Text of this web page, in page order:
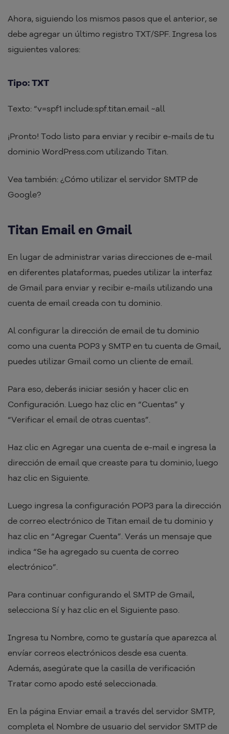
Ahora, siguiendo los mismos pasos que el anterior, se
debe agregar un último registro TXT/SPF. Ingresa los
siguientes valores:
Tipo: TXT
Texto: “v=spf1 include:spf.titan.email ~all
¡Pronto! Todo listo para enviar y recibir e-mails de tu
dominio WordPress.com utilizando Titan.
Vea también: ¿Cómo utilizar el servidor SMTP de
Google?
Titan Email en Gmail
En lugar de administrar varias direcciones de e-mail
en diferentes plataformas, puedes utilizar la interfaz
de Gmail para enviar y recibir e-mails utilizando una
cuenta de email creada con tu dominio.
Al configurar la dirección de email de tu dominio
como una cuenta POP3 y SMTP en tu cuenta de Gmail,
puedes utilizar Gmail como un cliente de email.
Para eso, deberás iniciar sesión y hacer clic en
Configuración. Luego haz clic en “Cuentas” y
“Verificar el email de otras cuentas”.
Haz clic en Agregar una cuenta de e-mail e ingresa la
dirección de email que creaste para tu dominio, luego
haz clic en Siguiente.
Luego ingresa la configuración POP3 para la dirección
de correo electrónico de Titan email de tu dominio y
haz clic en “Agregar Cuenta”. Verás un mensaje que
indica “Se ha agregado su cuenta de correo
electrónico”.
Para continuar configurando el SMTP de Gmail,
selecciona Sí y haz clic en el Siguiente paso.
Ingresa tu Nombre, como te gustaría que aparezca al
envíar correos electrónicos desde esa cuenta.
Además, asegúrate que la casilla de verificación
Tratar como apodo esté seleccionada.
En la página Enviar email a través del servidor SMTP,
completa el Nombre de usuario del servidor SMTP de